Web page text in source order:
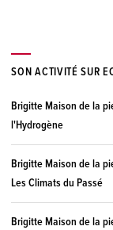
SON ACTIVITÉ SUR
Brigitte Maison de la
l'Hydrogène
Brigitte Maison de la
Les Climats du Passé
Brigitte Maison de la